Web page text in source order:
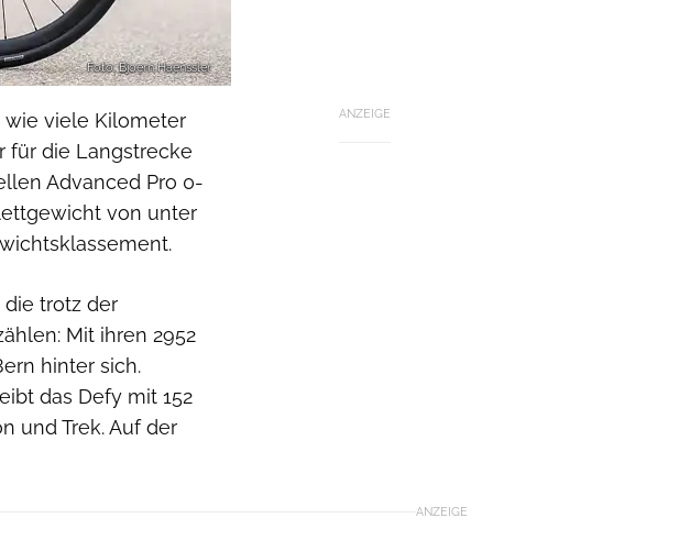
Foto: Bjoern Haenssler
ANZEIGE
wie viele Kilometer
für die Langstrecke
Advanced Pro 0-
von unter
die trotz der
Mit ihren 2952
hinter sich.
das Defy mit 152
und Trek. Auf der
ANZEIGE